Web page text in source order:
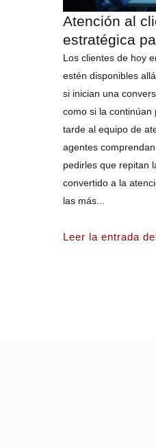
Atención al
estratégica
Los clientes de hoy
estén disponibles
si inician una
como si la continúan
tarde al equipo de
agentes
pedirles que repitan
convertido a la
las más...
Leer la entrada